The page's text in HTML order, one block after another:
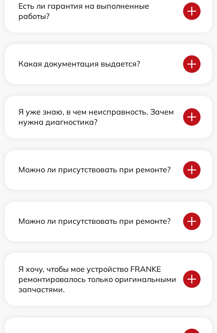
Есть ли гарантия на выполненные
работы?
Какая документация выдается?
Я уже знаю, в чем неисправность. Зачем
нужна диагностика?
Можно ли присутствовать при ремонте?
Можно ли присутствовать при ремонте?
Я хочу, чтобы мое устройство FRANKE
ремонтировалось только оригинальными
запчастями.